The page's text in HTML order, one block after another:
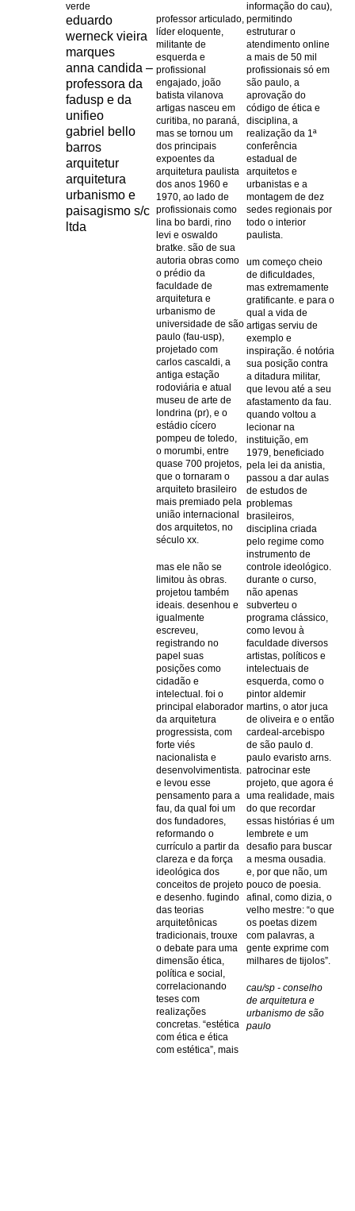
verde
eduardo
werneck vieira
marques
anna candida –
professora da
fadusp e da
unifieo
gabriel bello
barros
arquitetur
arquitetura
urbanismo e
paisagismo s/c
ltda
professor articulado,
líder eloquente,
militante de
esquerda e
profissional
engajado, joão
batista vilanova
artigas nasceu em
curitiba, no paraná,
mas se tornou um
dos principais
expoentes da
arquitetura paulista
dos anos 1960 e
1970, ao lado de
profissionais como
lina bo bardi, rino
levi e oswaldo
bratke. são de sua
autoria obras como
o prédio da
faculdade de
arquitetura e
urbanismo de
universidade de são
paulo (fau-usp),
projetado com
carlos cascaldi, a
antiga estação
rodoviária e atual
museu de arte de
londrina (pr), e o
estádio cícero
pompeu de toledo,
o morumbi, entre
quase 700 projetos,
que o tornaram o
arquiteto brasileiro
mais premiado pela
união internacional
dos arquitetos, no
século xx.
mas ele não se
limitou às obras.
projetou também
ideais. desenhou e
igualmente
escreveu,
registrando no
papel suas
posições como
cidadão e
intelectual. foi o
principal elaborador
da arquitetura
progressista, com
forte viés
nacionalista e
desenvolvimentista.
e levou esse
pensamento para a
fau, da qual foi um
dos fundadores,
reformando o
currículo a partir da
clareza e da força
ideológica dos
conceitos de projeto
e desenho. fugindo
das teorias
arquitetônicas
tradicionais, trouxe
o debate para uma
dimensão ética,
política e social,
correlacionando
teses com
realizações
concretas. “estética
com ética e ética
com estética”, mais
informação do cau),
permitindo
estruturar o
atendimento online
a mais de 50 mil
profissionais só em
são paulo, a
aprovação do
código de ética e
disciplina, a
realização da 1ª
conferência
estadual de
arquitetos e
urbanistas e a
montagem de dez
sedes regionais por
todo o interior
paulista.
um começo cheio
de dificuldades,
mas extremamente
gratificante. e para o
qual a vida de
artigas serviu de
exemplo e
inspiração. é notória
sua posição contra
a ditadura militar,
que levou até a seu
afastamento da fau.
quando voltou a
lecionar na
instituição, em
1979, beneficiado
pela lei da anistia,
passou a dar aulas
de estudos de
problemas
brasileiros,
disciplina criada
pelo regime como
instrumento de
controle ideológico.
durante o curso,
não apenas
subverteu o
programa clássico,
como levou à
faculdade diversos
artistas, políticos e
intelectuais de
esquerda, como o
pintor aldemir
martins, o ator juca
de oliveira e o então
cardeal-arcebispo
de são paulo d.
paulo evaristo arns.
patrocinar este
projeto, que agora é
uma realidade, mais
do que recordar
essas histórias é um
lembrete e um
desafio para buscar
a mesma ousadia.
e, por que não, um
pouco de poesia.
afinal, como dizia, o
velho mestre: “o que
os poetas dizem
com palavras, a
gente exprime com
milhares de tijolos”.
cau/sp - conselho
de arquitetura e
urbanismo de são
paulo